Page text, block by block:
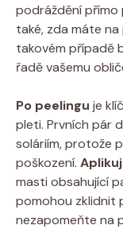
podráždění přímo
také, ⁢zda ⁢máte
takovém případě
řadě vašemu
Po peelingu je
⁣pleti. Prvních pár
soláriím, ⁤protože
poškození.
masti obsahující
pomohou zklidnit
nezapomeňte na⁢